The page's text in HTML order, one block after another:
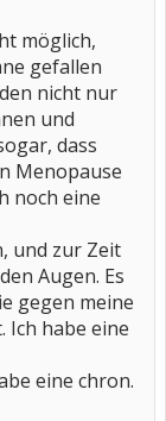
möglich,
gefallen
nicht nur
und
dass
Menopause
noch eine
und zur Zeit
Augen. Es
gegen meine
Ich habe eine
eine chron.